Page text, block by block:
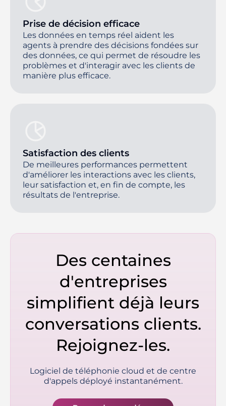
Prise de décision efficace
Les données en temps réel aident les
agents à prendre des décisions fondées sur
des données, ce qui permet de résoudre les
problèmes et d'interagir avec les clients de
manière plus efficace.
Satisfaction des clients
De meilleures performances permettent
d'améliorer les interactions avec les clients,
leur satisfaction et, en fin de compte, les
résultats de l'entreprise.
Des centaines
d'entreprises
simplifient déjà leurs
conversations clients.
Rejoignez-les.
Logiciel de téléphonie cloud et de centre
d'appels déployé instantanément.